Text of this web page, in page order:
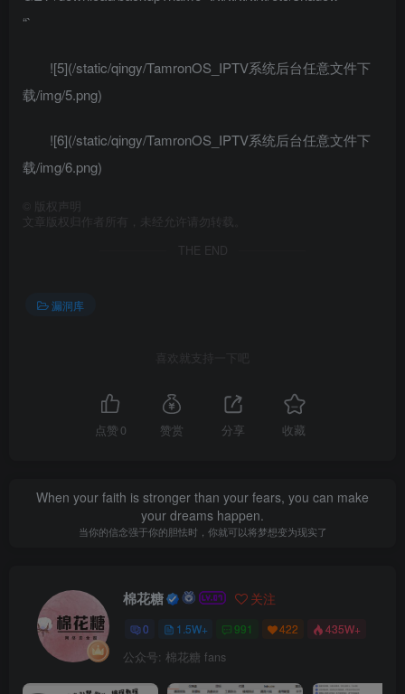
“`
![5](/static/qingy/TamronOS_IPTV系统后台任意文件下
载/img/5.png)
![6](/static/qingy/TamronOS_IPTV系统后台任意文件下
载/img/6.png)
版权声明
文章版权归作者所有，未经允许请勿转载。
THE END
漏洞库
喜欢就支持一下吧
点赞 0 赞赏 分享 收藏
When your faith is stronger than your fears, you can make
your dreams happen.
当你的信念强于你的胆怯时，你就可以将梦想变为现实了
棉花糖 关注
0 1.5W+ 991 422 435W+
公众号: 棉花糖 fans